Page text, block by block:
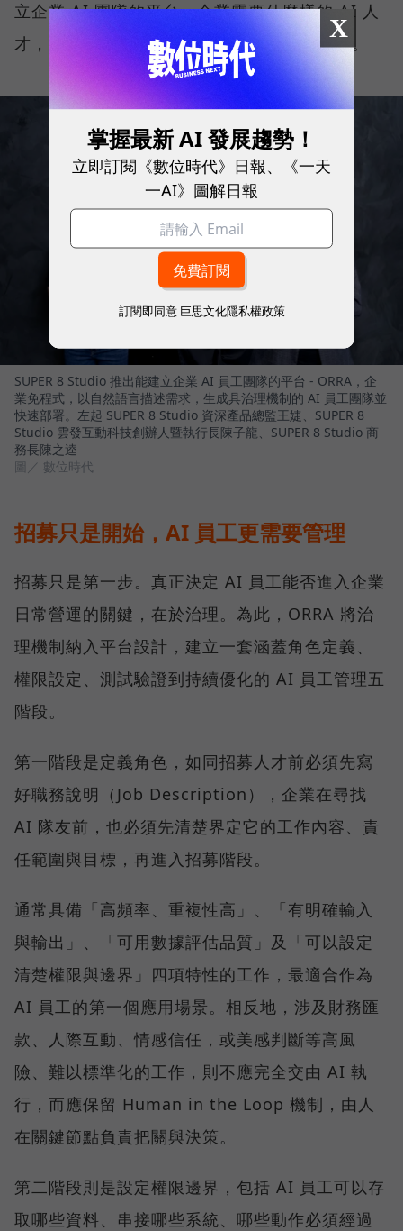
立企業 AI 團隊的平台。企業需要什麼樣的 AI 人
才，ORRA 就能快速打造符合需求的 AI 員工。
SUPER 8 Studio 推出能建立企業 AI 員工團隊的平台 - ORRA，企
業免程式，以自然語言描述需求，生成具治理機制的 AI 員工團隊並
快速部署。左起 SUPER 8 Studio 資深產品總監王婕、SUPER 8
Studio 雲發互動科技創辦人暨執行長陳子龍、SUPER 8 Studio 商
務長陳之逵
圖／ 數位時代
招募只是開始，AI 員工更需要管理
招募只是第一步。真正決定 AI 員工能否進入企業
日常營運的關鍵，在於治理。為此，ORRA 將治
理機制納入平台設計，建立一套涵蓋角色定義、
權限設定、測試驗證到持續優化的 AI 員工管理五
階段。
第一階段是定義角色，如同招募人才前必須先寫
好職務說明（Job Description），企業在尋找
AI 隊友前，也必須先清楚界定它的工作內容、責
任範圍與目標，再進入招募階段。
通常具備「高頻率、重複性高」、「有明確輸入
與輸出」、「可用數據評估品質」及「可以設定
清楚權限與邊界」四項特性的工作，最適合作為
AI 員工的第一個應用場景。相反地，涉及財務匯
款、人際互動、情感信任，或美感判斷等高風
險、難以標準化的工作，則不應完全交由 AI 執
行，而應保留 Human in the Loop 機制，由人
在關鍵節點負責把關與決策。
第二階段則是設定權限邊界，包括 AI 員工可以存
取哪些資料、串接哪些系統、哪些動作必須經過
X
掌握最新 AI 發展趨勢！
立即訂閱《數位時代》日報、《一天
一AI》圖解日報
訂閱即同意 巨思文化隱私權政策